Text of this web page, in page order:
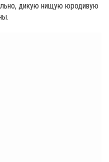
дикую нищую юродивую